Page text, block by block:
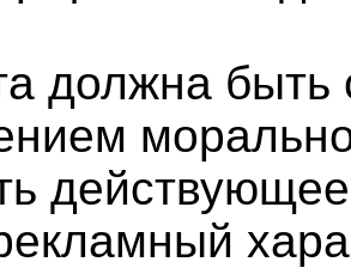
должна